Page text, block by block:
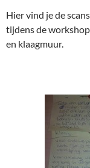
Hier vind je de
tijdens de
en klaagmuur.